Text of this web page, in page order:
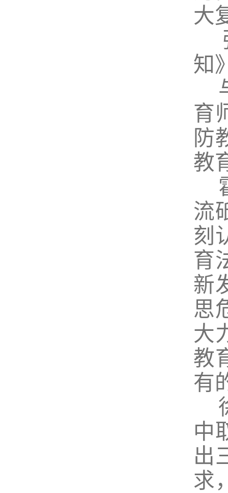
大
知
育
防
教
流
刻
育
新
思
大
教
有
中
出
求